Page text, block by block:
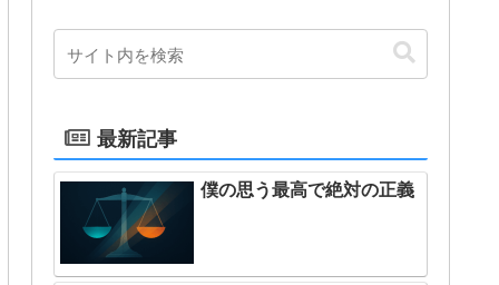
最新記事
僕の思う最高で絶対の正義